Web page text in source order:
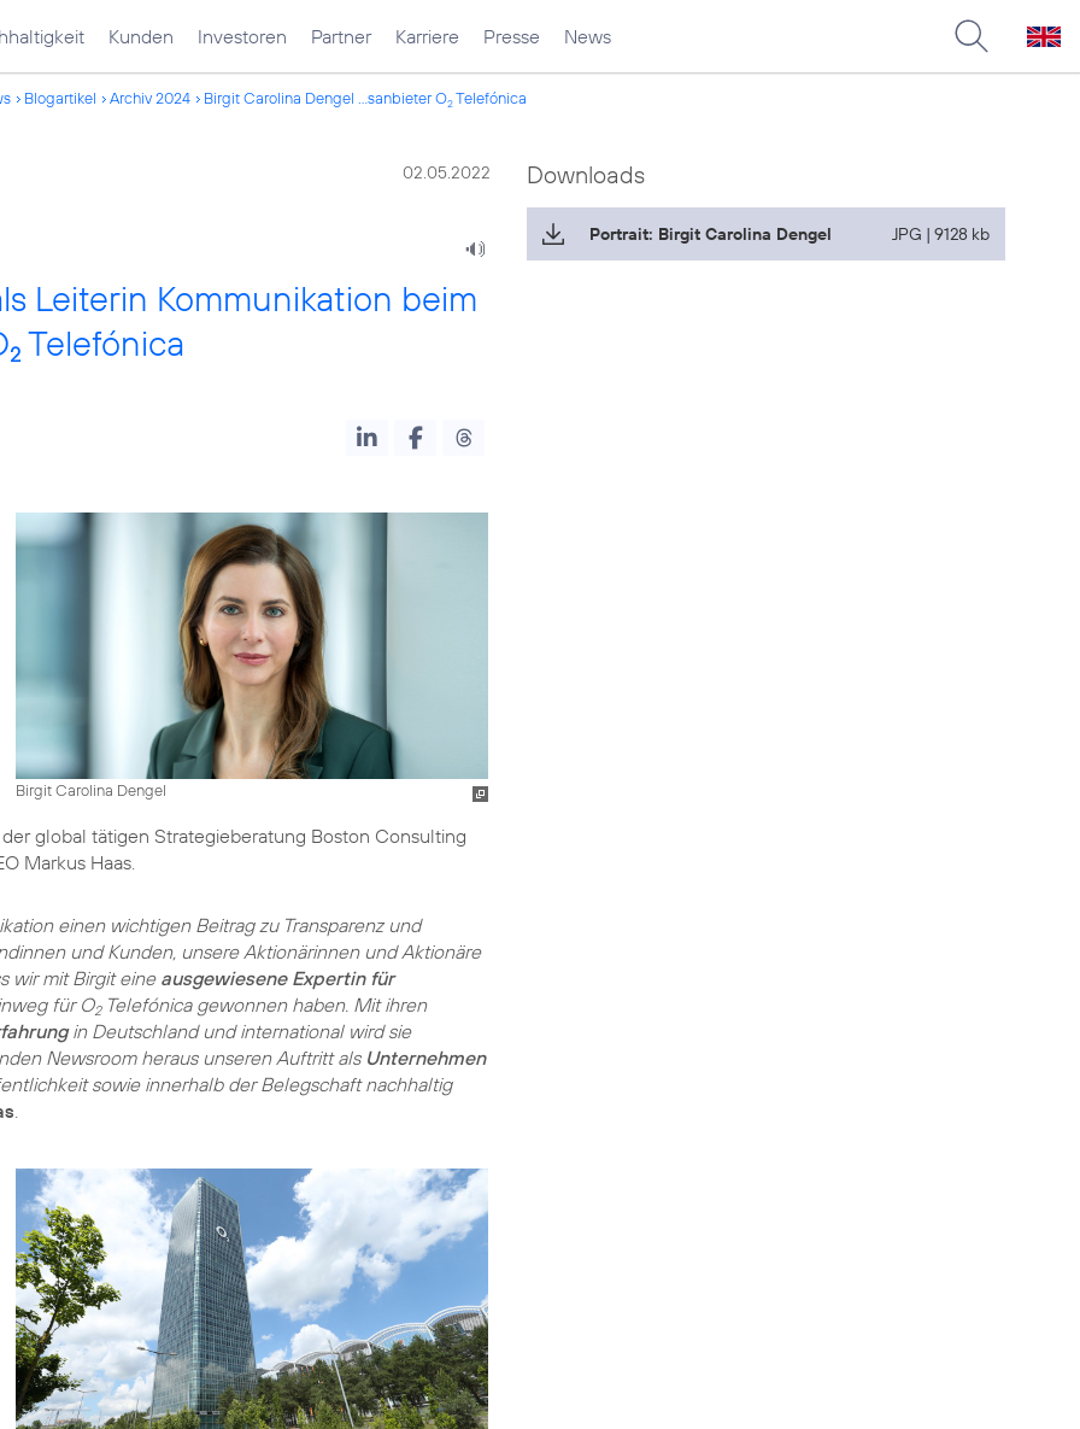
Kunden Investoren Partner Karriere Presse News
Blogartikel Archiv 2024 Birgit Carolina Dengel ...sanbieter O2Telefónica
02.05.2022
Leiterin Kommunikation beim
2 Telefónica
Birgit Carolina Dengel
global tätigen Strategieberatung Boston Consulting
Markus Haas.
einen wichtigen Beitrag zu Transparenz und
und Kunden, unsere Aktionärinnen und Aktionäre
wir mit Birgit eine ausgewiesene Expertin für
für O2Telefónica gewonnen haben. Mit ihren
in Deutschland und international wird sie
Newsroom heraus unseren Auftritt als Unternehmen
sowie innerhalb der Belegschaft nachhaltig
.
Downloads
Portrait: Birgit Carolina Dengel JPG | 9128 kb